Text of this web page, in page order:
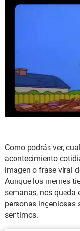
Como podrás ver,
acontecimiento
imagen o frase viral
Aunque los memes
semanas, nos queda
personas ingeniosas
sentimos.